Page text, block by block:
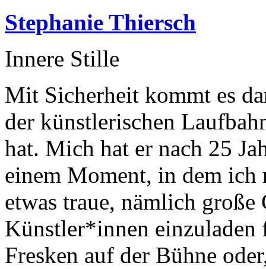
Stephanie Thiersch
Innere Stille
Mit Sicherheit kommt es
der künstlerischen
hat. Mich hat er nach 25
einem Moment, in dem
etwas traue, nämlich große
Künstler*innen einzuladen
Fresken auf der Bühne